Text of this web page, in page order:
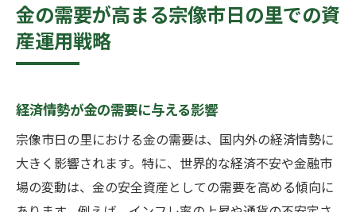
金の需要が高まる宗像市日の里での資
産運用戦略
経済情勢が金の需要に与える影響
宗像市日の里における金の需要は、国内外の経済情勢に
大きく影響されます。特に、世界的な経済不安や金融市
場の変動は、金の安全資産としての需要を高める傾向に